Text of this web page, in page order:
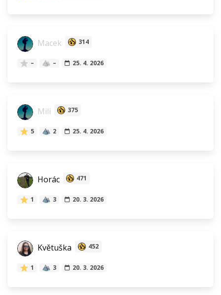
Macek 314
– – 25. 4. 2026
Mili 375
5 2 25. 4. 2026
Horác 471
1 3 20. 3. 2026
Květuška 452
1 3 20. 3. 2026